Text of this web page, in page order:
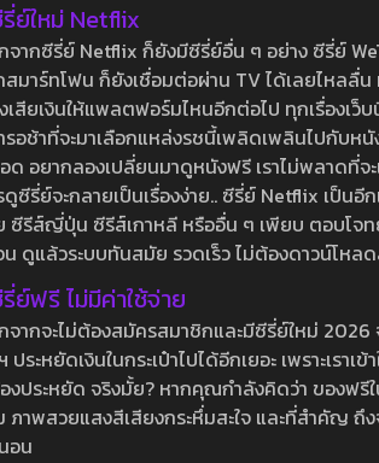
ย์ใหม่ Netflix
จากซีรี่ย์ Netflix ก็ยังมีซีรี่ย์อื่น ๆ อย่าง ซีรี่ย์
สมาร์ทโฟน ก็ยังเชื่อมต่อผ่าน TV ได้เลยไหลลื่
เสียเงินให้แพลตฟอร์มไหนอีกต่อไป ทุกเรื่องเว็
รอช้าที่จะมาเลือกแหล่งรชนี้เพลิดเพลินไปกับห
ด อยากลองเปลี่ยนมาดูหนังฟรี เราไม่พลาดที่
ดูซีรี่ย์จะกลายเป็นเรื่องง่าย.. ซีรี่ย์ Netflix เป็น
ซีรีส์ญี่ปุ่น ซีรีส์เกาหลี หรืออื่น ๆ เพียบ ตอบโจท
น ดูแล้วระบบทันสมัย รวดเร็ว ไม่ต้องดาวน์โห
ย์ฟรี ไม่มีค่าใช้จ่าย
จากจะไม่ต้องสมัครสมาชิกและมีซีรี่ย์ใหม่
ประหยัดเงินในกระเป๋าไปได้อีกเยอะ เพราะเร
งประหยัด จริงมั้ย? หากคุณกำลังคิดว่า ของฟ
ภาพสวยแสงสีเสียงกระหึ่มสะใจ และที่สำคัญ
อน